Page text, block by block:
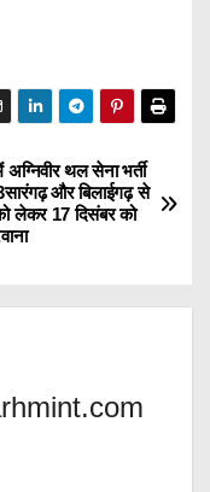
थल सेना भर्ती
और बिलाईगढ़ से
को लेकर 17 दिसंबर को